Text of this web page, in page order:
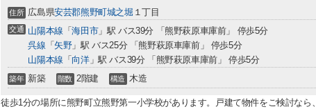
住所 広島県安芸郡熊野町城之堀 １丁目
交通 山陽本線 「海田市」駅 バス39分 「熊野萩原車庫前」 停歩5分
呉線 「 矢野」駅 バス25分 「熊野萩原車庫前」 停歩5分
山陽本線 「 向洋」駅 バス39分 「熊野萩原車庫前」 停歩5分
築年 新築 階数 2階建 構造 木造
徒歩1分の場所に熊野町立熊野第一小学校があります。戸建て物件をご検討なら、